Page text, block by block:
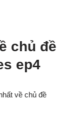
chủ đề
ep4
về chủ đề